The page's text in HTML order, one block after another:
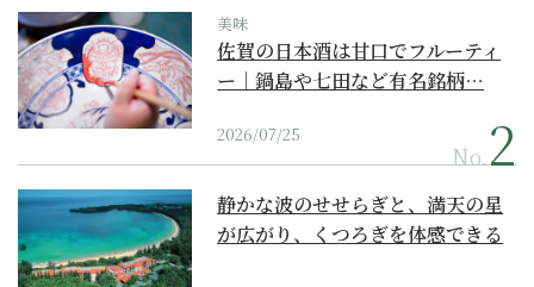
美味
佐賀の日本酒は甘口でフルーティ
ー｜鍋島や七田など有名銘柄…
2026/07/25
No.
静かな波のせせらぎと、満天の星
が広がり、くつろぎを体感できる